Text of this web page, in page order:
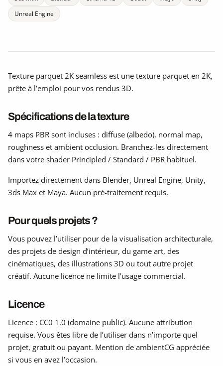
Unreal Engine
Texture parquet 2K seamless est une texture parquet en 2K,
prête à l’emploi pour vos rendus 3D.
Spécifications de la texture
4 maps PBR sont incluses : diffuse (albedo), normal map,
roughness et ambient occlusion. Branchez-les directement
dans votre shader Principled / Standard / PBR habituel.
Importez directement dans Blender, Unreal Engine, Unity,
3ds Max et Maya. Aucun pré-traitement requis.
Pour quels projets ?
Vous pouvez l’utiliser pour de la visualisation architecturale,
des projets de design d’intérieur, du game art, des
cinématiques, des illustrations 3D ou tout autre projet
créatif. Aucune licence ne limite l’usage commercial.
Licence
Licence : CC0 1.0 (domaine public). Aucune attribution
requise. Vous êtes libre de l’utiliser dans n’importe quel
projet, gratuit ou payant. Mention de ambientCG appréciée
si vous en avez l’occasion.